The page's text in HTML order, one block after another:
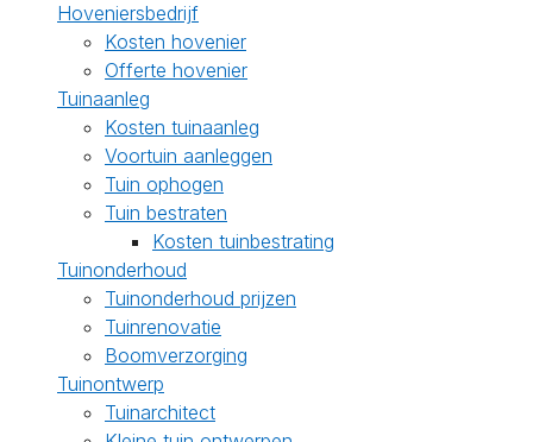
Hoveniersbedrijf
Kosten hovenier
Offerte hovenier
Tuinaanleg
Kosten tuinaanleg
Voortuin aanleggen
Tuin ophogen
Tuin bestraten
Kosten tuinbestrating
Tuinonderhoud
Tuinonderhoud prijzen
Tuinrenovatie
Boomverzorging
Tuinontwerp
Tuinarchitect